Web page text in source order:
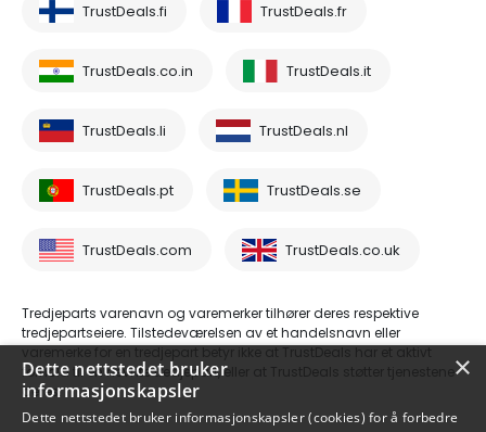
TrustDeals.fi TrustDeals.fr
TrustDeals.co.in TrustDeals.it
TrustDeals.li TrustDeals.nl
TrustDeals.pt TrustDeals.se
TrustDeals.com TrustDeals.co.uk
Tredjeparts varenavn og varemerker tilhører deres respektive
tredjepartseiere. Tilstedeværelsen av et handelsnavn eller
forhold til en nevnte tredjepart, eller at TrustDeals støtter tjenestene
deres.
×
Dette nettstedet bruker
informasjonskapsler
Dette nettstedet bruker informasjonskapsler (cookies) for å forbedre